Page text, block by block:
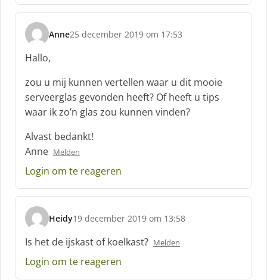
Anne
s
c
h
e
f
25 december 2019 om 17:53
Hallo,
zou u mij kunnen vertellen waar u dit mooie
serveerglas gevonden heeft? Of heeft u tips
waar ik zo’n glas zou kunnen vinden?
Alvast bedankt!
Anne Melden
Login om te reageren
Heidy
s
c
h
r
19 december 2019 om 13:58
Is het de ijskast of koelkast? Melden
Login om te reageren